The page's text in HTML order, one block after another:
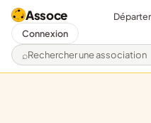
Assoce
Rechercher une
Connexion